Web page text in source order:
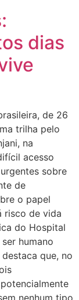
dias
de 26
trilha pelo
na
acesso
sobre
de
o papel
risco de vida
do Hospital
humano
que, no
nenhum tipo